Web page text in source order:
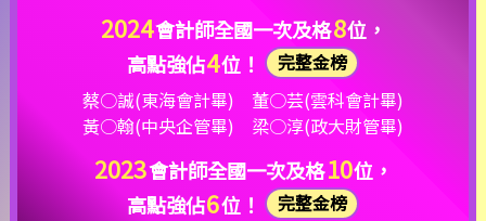
2024會計師全國一次及格8位，
高點強佔4位！
完整金榜
蔡○誠(東海會計畢)
董○芸(雲科會計畢)
黃○翰(中央企管畢)
梁○淳(政大財管畢)
2023會計師全國一次及格10位，
高點強佔6位！
完整金榜